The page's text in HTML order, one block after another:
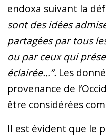
endoxa suivant la
sont des idées
partagées par tous
ou par ceux qui
éclairée…”. Les
provenance de
être considérées
Il est évident que le